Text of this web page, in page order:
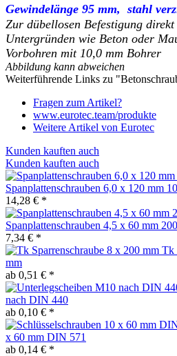
Gewindelänge 95 mm, stahl
Zur dübellosen Befestigung direkt
Untergründen wie Beton oder
Vorbohren mit 10,0 mm Bohrer
Abbildung kann abweichen
Weiterführende Links zu
Fragen zum Artikel?
www.eurotec.team/produkte
Weitere Artikel von Eurotec
Kunden kauften auch
Kunden kauften auch
Spanplattenschrauben 6,0 x 120 mm
14,28 € *
Spanplattenschrauben 4,5 x 60 mm
7,34 € *
Tk
mm
ab 0,51 € *
nach DIN 440
ab 0,10 € *
x 60 mm DIN 571
ab 0,14 € *